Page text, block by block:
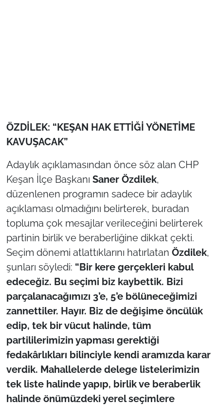
ÖZDİLEK: “KEŞAN HAK ETTİĞİ YÖNETİME
KAVUŞACAK”
Adaylık açıklamasından önce söz alan CHP
Keşan İlçe Başkanı Saner Özdilek,
düzenlenen programın sadece bir adaylık
açıklaması olmadığını belirterek, buradan
topluma çok mesajlar verileceğini belirterek
partinin birlik ve beraberliğine dikkat çekti.
Seçim dönemi atlattıklarını hatırlatan Özdilek,
şunları söyledi: “Bir kere gerçekleri kabul
edeceğiz. Bu seçimi biz kaybettik. Bizi
parçalanacağımızı 3’e, 5’e bölüneceğimizi
zannettiler. Hayır. Biz de değişime öncülük
edip, tek bir vücut halinde, tüm
partililerimizin yapması gerektiği
fedakârlıkları bilinciyle kendi aramızda karar
verdik. Mahallelerde delege listelerimizin
tek liste halinde yapıp, birlik ve beraberlik
halinde önümüzdeki yerel seçimlere